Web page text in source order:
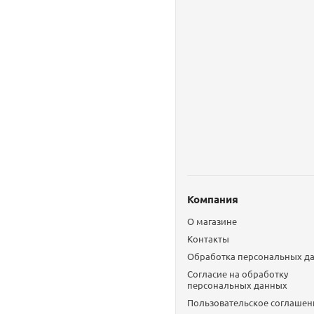
Компания
О магазине
Контакты
Обработка персональных
Согласие на обработку
персональных данных
Пользовательское